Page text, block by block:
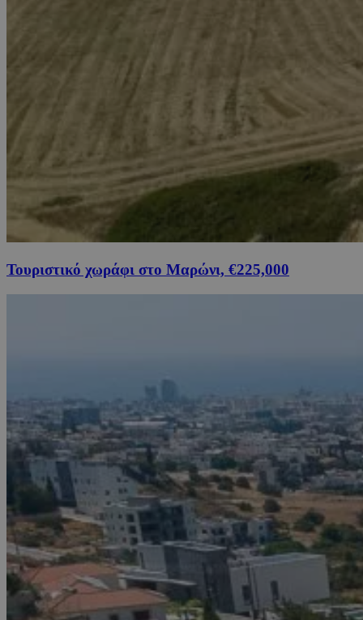
Τουριστικό χωράφι στο Μαρώνι, €225,000